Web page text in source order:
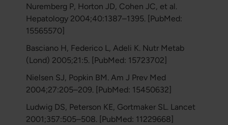
Nuremberg P, Horton JD, Cohen JC, et al.
Hepatology 2004;40:1387–1395. [PubMed:
15565570]
Basciano H, Federico L, Adeli K. Nutr Metab
(Lond) 2005;21:5. [PubMed: 15723702]
Nielsen SJ, Popkin BM. Am J Prev Med
2004;27:205–209. [PubMed: 15450632]
Ludwig DS, Peterson KE, Gortmaker SL. Lancet
2001;357:505–508. [PubMed: 11229668]